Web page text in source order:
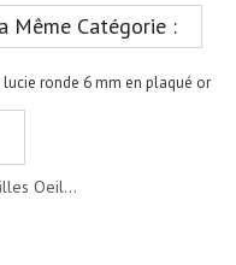
Même Catégorie :
Oeil...